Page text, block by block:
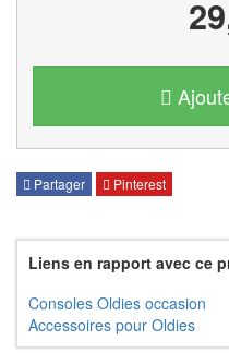
Partager Pinterest
Liens en rapport avec ce
Consoles Oldies occasion
Accessoires pour Oldies